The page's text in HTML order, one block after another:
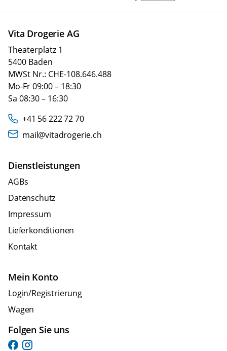
Vita Drogerie AG
Theaterplatz 1
5400 Baden
MWSt Nr.: CHE-108.646.488
Mo-Fr 09:00 – 18:30
Sa 08:30 – 16:30
+41 56 222 72 70
mail@vitadrogerie.ch
Dienstleistungen
AGBs
Datenschutz
Impressum
Lieferkonditionen
Kontakt
Mein Konto
Login/Registrierung
Wagen
Folgen Sie uns